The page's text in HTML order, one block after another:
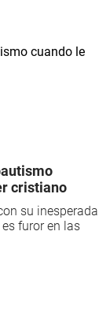
cristiano
su inesperada
furor en las